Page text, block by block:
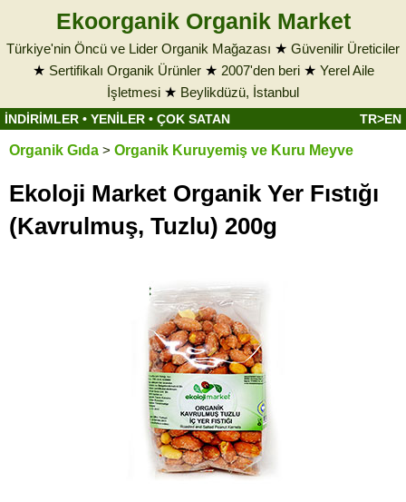
Ekoorganik Organik Market
Türkiye'nin Öncü ve Lider Organik Mağazası ★ Güvenilir Üreticiler
★ Sertifikalı Organik Ürünler★ 2007'den beri★ Yerel Aile
İşletmesi ★ Beylikdüzü, İstanbul
İNDİRİMLER • YENİLER • ÇOK SATAN TR>EN
Organik Gıda > Organik Kuruyemiş ve Kuru Meyve
Ekoloji Market Organik Yer Fıstığı
(Kavrulmuş, Tuzlu) 200g